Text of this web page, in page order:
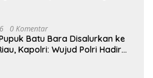
0 Komentar
Batu Bara Disalurkan ke
Kapolri: Wujud Polri Hadir